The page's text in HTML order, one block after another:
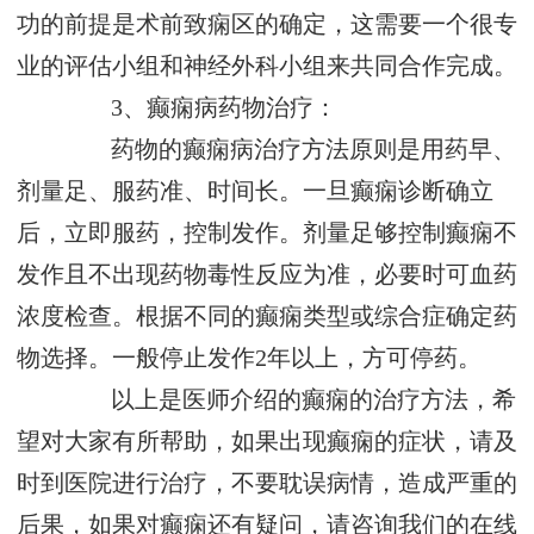
功的前提是术前致痫区的确定，这需要一个很专
业的评估小组和神经外科小组来共同合作完成。
3、癫痫病药物治疗：
药物的癫痫病治疗方法原则是用药早、
剂量足、服药准、时间长。一旦癫痫诊断确立
后，立即服药，控制发作。剂量足够控制癫痫不
发作且不出现药物毒性反应为准，必要时可血药
浓度检查。根据不同的癫痫类型或综合症确定药
物选择。一般停止发作2年以上，方可停药。
以上是医师介绍的癫痫的治疗方法，希
望对大家有所帮助，如果出现癫痫的症状，请及
时到医院进行治疗，不要耽误病情，造成严重的
后果，如果对癫痫还有疑问，请咨询我们的在线